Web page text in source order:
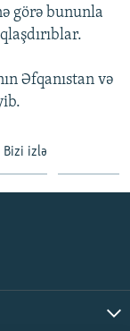
görə bununla
Əfqanıstan və
Bizi izlə